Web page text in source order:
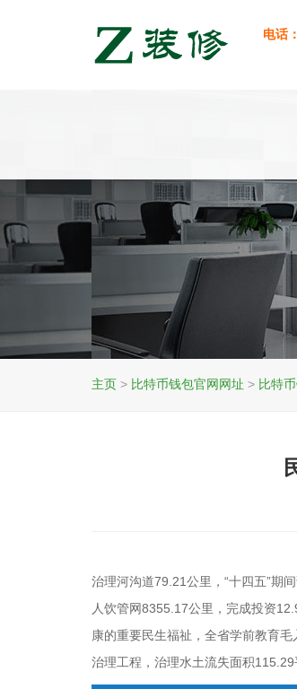
电话
主页 > 比特币钱包官网网址 > 比特
治理河沟道79.21公里，“十四五”期
人饮管网8355.17公里，完成投资
康的重要民生福祉，全省学前教育
治理工程，治理水土流失面积